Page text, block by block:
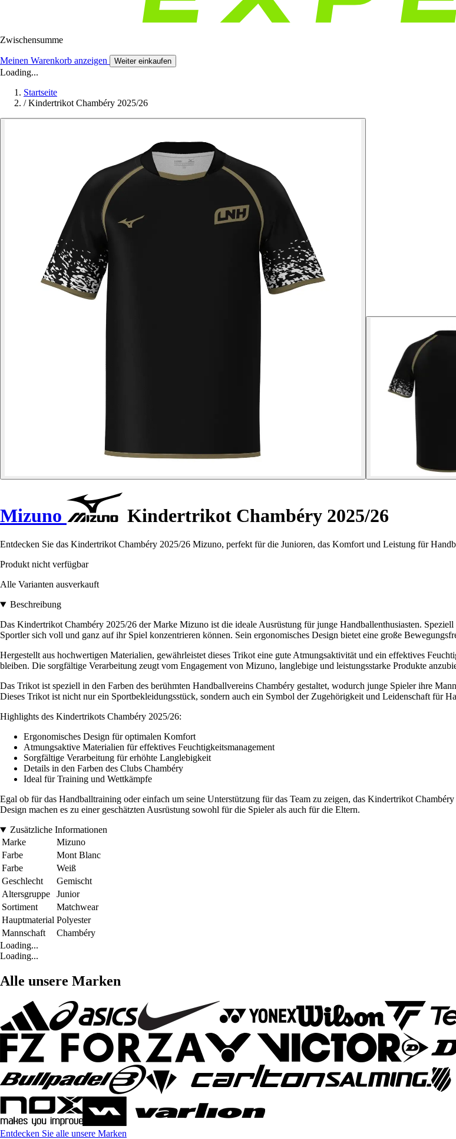
Zwischensumme
Meinen Warenkorb anzeigen Weiter einkaufen
Loading...
Startseite
/ Kindertrikot Chambéry 2025/26
Mizuno Kindertrikot Chambéry 2025/26
Entdecken Sie das Kindertrikot Chambéry 2025/26 Mizuno, perfekt für die Junioren, das Komfort und Leistung für
Produkt nicht verfügbar
Alle Varianten ausverkauft
Beschreibung
Das Kindertrikot Chambéry 2025/26 der Marke Mizuno ist die ideale Ausrüstung für junge Handballenthusiasten.
Sportler sich voll und ganz auf ihr Spiel konzentrieren können. Sein ergonomisches Design bietet eine große
Hergestellt aus hochwertigen Materialien, gewährleistet dieses Trikot eine gute Atmungsaktivität und ein effektives
bleiben. Die sorgfältige Verarbeitung zeugt vom Engagement von Mizuno, langlebige und leistungsstarke Produkte
Das Trikot ist speziell in den Farben des berühmten Handballvereins Chambéry gestaltet, wodurch junge Spieler ihre
Dieses Trikot ist nicht nur ein Sportbekleidungsstück, sondern auch ein Symbol der Zugehörigkeit und Leidenschaft für
Highlights des Kindertrikots Chambéry 2025/26:
Ergonomisches Design für optimalen Komfort
Atmungsaktive Materialien für effektives Feuchtigkeitsmanagement
Sorgfältige Verarbeitung für erhöhte Langlebigkeit
Details in den Farben des Clubs Chambéry
Ideal für Training und Wettkämpfe
Egal ob für das Handballtraining oder einfach um seine Unterstützung für das Team zu zeigen, das Kindertrikot
Design machen es zu einer geschätzten Ausrüstung sowohl für die Spieler als auch für die Eltern.
Zusätzliche Informationen
Marke
Mizuno
Farbe
Mont Blanc
Farbe
Weiß
Geschlecht
Gemischt
Altersgruppe
Junior
Sortiment
Matchwear
Hauptmaterial Polyester
Mannschaft
Chambéry
Loading...
Loading...
Alle unsere Marken
Entdecken Sie alle unsere Marken